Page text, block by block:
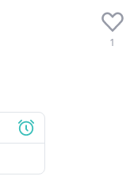
1